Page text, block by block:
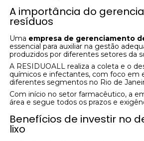
A importância do
resíduos
Uma empresa de gerenciamento
essencial para auxiliar na gestão
produzidos por diferentes setores da
A RESIDUOALL realiza a coleta e o
químicos e infectantes, com foco em
diferentes segmentos no Rio de
Com início no setor farmacêutico, a
área e segue todos os prazos e
Benefícios de investir no
lixo